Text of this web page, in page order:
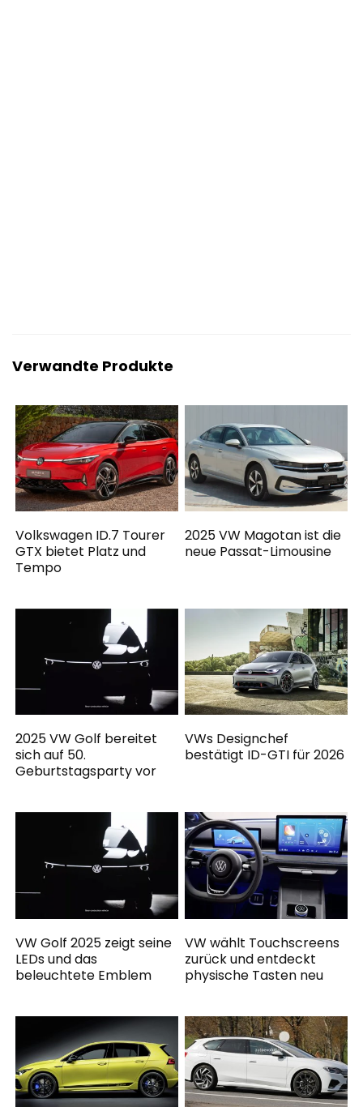
Verwandte Produkte
Volkswagen ID.7 Tourer
GTX bietet Platz und
Tempo
2025 VW Magotan ist die
neue Passat-Limousine
2025 VW Golf bereitet
sich auf 50.
Geburtstagsparty vor
VWs Designchef
bestätigt ID-GTI für 2026
VW Golf 2025 zeigt seine
LEDs und das
beleuchtete Emblem
VW wählt Touchscreens
zurück und entdeckt
physische Tasten neu